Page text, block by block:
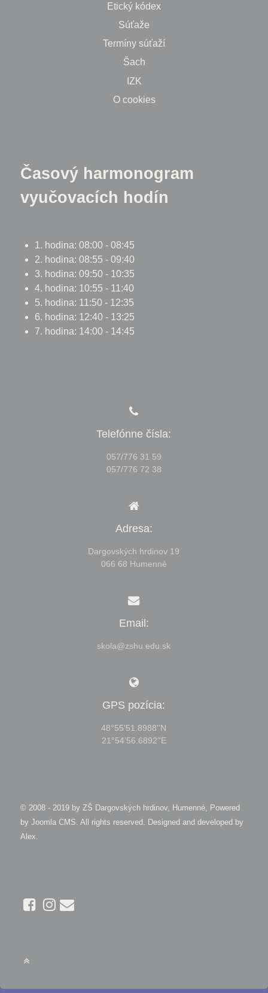
Etický kódex
Súťaže
Termíny súťaží
Šach
IZK
O cookies
Časový harmonogram
vyučovacích hodín
1. hodina: 08:00 - 08:45
2. hodina: 08:55 - 09:40
3. hodina: 09:50 - 10:35
4. hodina: 10:55 - 11:40
5. hodina: 11:50 - 12:35
6. hodina: 12:40 - 13:25
7. hodina: 14:00 - 14:45
Telefónne čísla:
057/776 31 59
057/776 72 38
Adresa:
Dargovských hrdinov 19
066 68 Humenné
Email:
skola@zshu.edu.sk
GPS pozícia:
48°55'51.8988''N
21°54'56.6892''E
© 2008 - 2019 by ZŠ Dargovských hrdinov, Humenné, Powered
by Joomla CMS. All rights reserved. Designed and developed by
Alex.